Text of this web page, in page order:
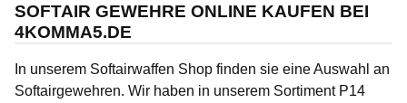
SOFTAIR GEWEHRE ONLINE KAUFEN BEI
4KOMMA5.DE
In unserem Softairwaffen Shop finden sie eine Auswahl an
Softairgewehren. Wir haben in unserem Sortiment P14